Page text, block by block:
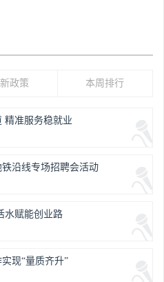
政策 本周排行
精准服务稳就业
沿线专场招聘会活动
水赋能创业路
现“量质齐升”